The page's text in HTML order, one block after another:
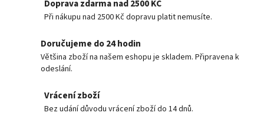
Doprava zdarma nad 2500 KČ
Při nákupu nad 2500 Kč dopravu platit nemusíte.
Doručujeme do 24 hodin
Většina zboží na našem eshopu je skladem. Připravena k
odeslání.
Vrácení zboží
Bez udání důvodu vrácení zboží do 14 dnů.